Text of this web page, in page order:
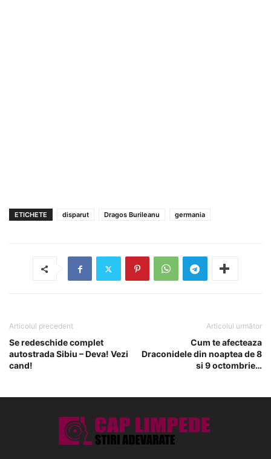
ETICHETE disparut Dragos Burileanu germania
Articolul precedent
Se redeschide complet
autostrada Sibiu – Deva! Vezi
cand!
Articolul următor
Cum te afecteaza
Draconidele din noaptea de 8
si 9 octombrie…